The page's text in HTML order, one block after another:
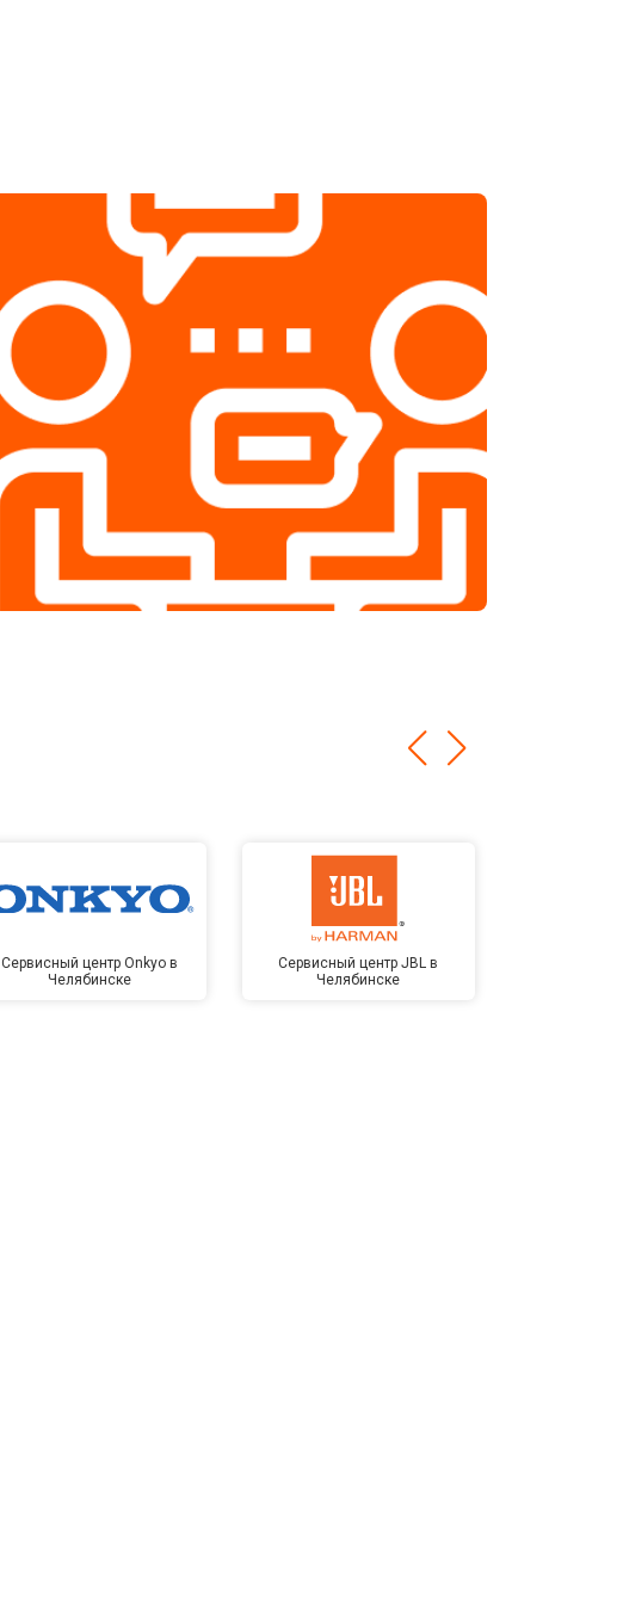
Сервисный центр Onkyo в
Челябинске
Сервисный центр JBL в
Челябинске